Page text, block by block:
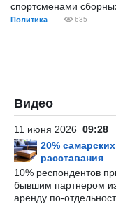
спортсменами
Политика 635
Видео
11 июня 2026 09:28
20%
расставания
10% респондентов
бывшим партнером
аренду по-